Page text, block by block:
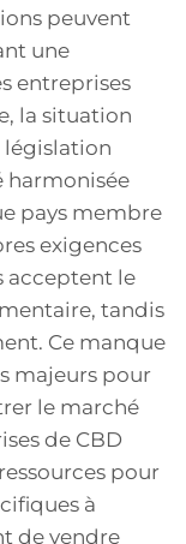
peuvent
une
entreprises
la situation
législation
harmonisée
pays membre
exigences
acceptent le
tandis
Ce manque
majeurs pour
le marché
de CBD
pour
à
de vendre